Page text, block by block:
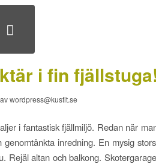
i fin
avwordpress@kustit.se
i fantastisk fjällmiljö. Redan när
inredning. En mysig
Rejäl altan och balkong.